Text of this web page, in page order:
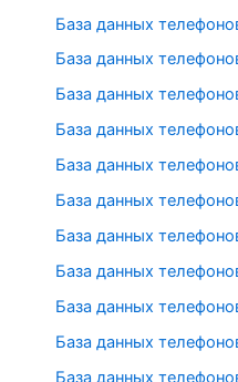
База данных
База данных
База данных
База данных
База данных
База данных
База данных
База данных
База данных
База данных
База данных